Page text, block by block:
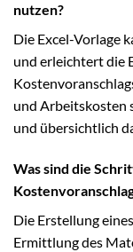
nutzen?
Die Excel-Vorlage
und erleichtert die
und Arbeitskosten
und übersichtlich
Was sind die
Die Erstellung
Ermittlung des